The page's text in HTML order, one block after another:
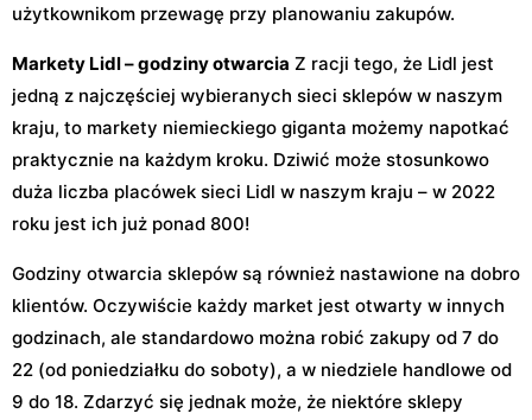
użytkownikom przewagę przy planowaniu zakupów.
Markety Lidl – godziny otwarcia Z racji tego, że Lidl jest
jedną z najczęściej wybieranych sieci sklepów w naszym
kraju, to markety niemieckiego giganta możemy napotkać
praktycznie na każdym kroku. Dziwić może stosunkowo
duża liczba placówek sieci Lidl w naszym kraju – w 2022
roku jest ich już ponad 800!
Godziny otwarcia sklepów są również nastawione na dobro
klientów. Oczywiście każdy market jest otwarty w innych
godzinach, ale standardowo można robić zakupy od 7 do
22 (od poniedziałku do soboty), a w niedziele handlowe od
9 do 18. Zdarzyć się jednak może, że niektóre sklepy